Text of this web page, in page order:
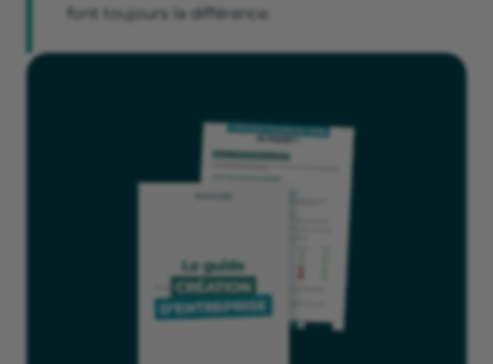
font toujours la différence.